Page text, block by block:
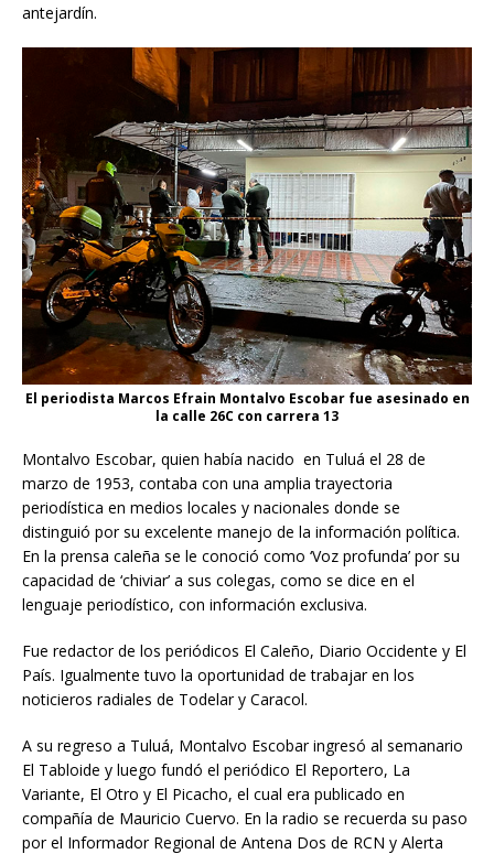
antejardín.
El periodista Marcos Efrain Montalvo Escobar fue asesinado en
la calle 26C con carrera 13
Montalvo Escobar, quien había nacido en Tuluá el 28 de
marzo de 1953, contaba con una amplia trayectoria
periodística en medios locales y nacionales donde se
distinguió por su excelente manejo de la información política.
En la prensa caleña se le conoció como ‘Voz profunda’ por su
capacidad de ‘chiviar’ a sus colegas, como se dice en el
lenguaje periodístico, con información exclusiva.
Fue redactor de los periódicos El Caleño, Diario Occidente y El
País. Igualmente tuvo la oportunidad de trabajar en los
noticieros radiales de Todelar y Caracol.
A su regreso a Tuluá, Montalvo Escobar ingresó al semanario
El Tabloide y luego fundó el periódico El Reportero, La
Variante, El Otro y El Picacho, el cual era publicado en
compañía de Mauricio Cuervo. En la radio se recuerda su paso
por el Informador Regional de Antena Dos de RCN y Alerta